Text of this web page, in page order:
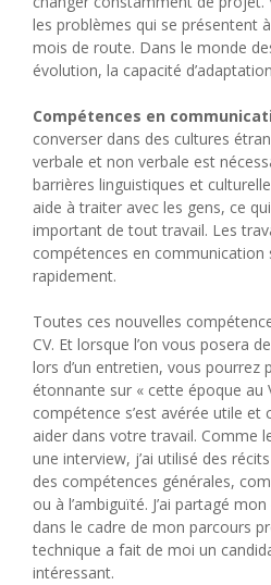
les problèmes qui se présentent
mois de route. Dans le monde
évolution, la capacité
Compétences en
converser dans des cultures
verbale et non verbale est
barrières linguistiques et
aide à traiter avec les gens, ce
important de tout travail. Les
compétences en
rapidement.
Toutes ces nouvelles
CV. Et lorsque l’on vous posera
lors d’un entretien, vous pourrez
étonnante sur « cette époque au
compétence s’est avérée utile
aider dans votre travail. Comme
une interview, j’ai utilisé des
des compétences générales,
ou à l’ambiguïté. J’ai partagé
dans le cadre de mon parcours
technique a fait de moi un
intéressant.